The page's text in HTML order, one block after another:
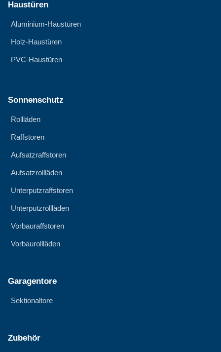
Haustüren
Aluminium-Haustüren
Holz-Haustüren
PVC-Haustüren
Sonnenschutz
Rollläden
Raffstoren
Aufsatzraffstoren
Aufsatzrollläden
Unterputzraffstoren
Unterputzrollläden
Vorbauraffstoren
Vorbaurollläden
Garagentore
Sektionaltore
Zubehör